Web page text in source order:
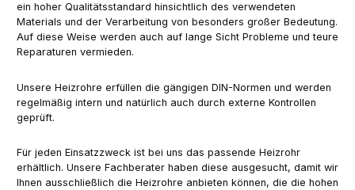
ein hoher Qualitätsstandard hinsichtlich des verwendeten
Materials und der Verarbeitung von besonders großer Bedeutung.
Auf diese Weise werden auch auf lange Sicht Probleme und teure
Reparaturen vermieden.
Unsere Heizrohre erfüllen die gängigen DIN-Normen und werden
regelmäßig intern und natürlich auch durch externe Kontrollen
geprüft.
Für jeden Einsatzzweck ist bei uns das passende Heizrohr
erhältlich. Unsere Fachberater haben diese ausgesucht, damit wir
Ihnen ausschließlich die Heizrohre anbieten können, die die hohen